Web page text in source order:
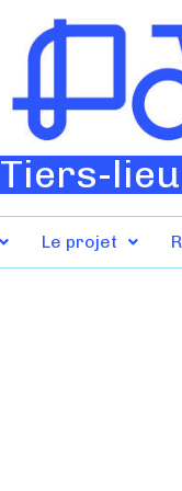
Tiers-
Le projet